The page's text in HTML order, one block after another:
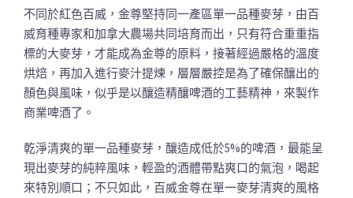
不同於紅色百威，金尊堅持同一產區單一品種麥芽，由百
威育種專家和加拿大農場共同培育而出，只有符合重重指
標的大麥芽，才能成為金尊的原料，接著經過嚴格的溫度
烘焙，再加入進行麥汁提煉，層層嚴控是為了確保釀出的
顏色與風味，似乎是以釀造精釀啤酒的工藝精神，來製作
商業啤酒了。
乾淨清爽的單一品種麥芽，釀造成低於5%的啤酒，最能呈
現出麥芽的純粹風味，輕盈的酒體帶點爽口的氣泡，喝起
來特別順口；不只如此，百威金尊在單一麥芽清爽的風格